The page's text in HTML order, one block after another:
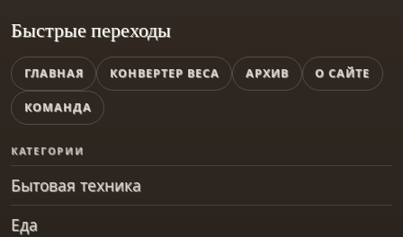
Быстрые переходы
ГЛАВНАЯ КОНВЕРТЕР ВЕСА АРХИВ О САЙТЕ
КОМАНДА
КАТЕГОРИИ
Бытовая техника
Еда